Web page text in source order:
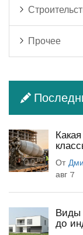
Прочее
От
авг 7
Виды
до